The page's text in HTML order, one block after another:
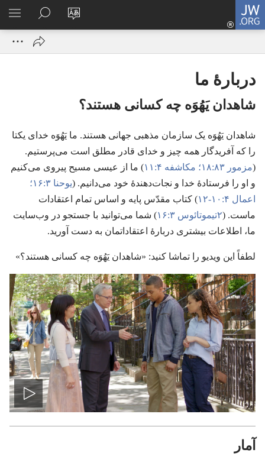
JW.ORG
زبان
را
ورود
باز
JW.ORG
جستجو
دربارهٔ ما
شاهدان یَهُوَه چه کسانی هستند؟‏
شاهدان یَهُوَه یک سازمان مذهبی جهانی هستند.‏ ما یَهُوَه خدای یکتا
را که آفریدگار همه چیز و خدای قادر مطلق است می‌پرستیم.‏
(‏مزمور ۸۳:‏۱۸؛‏ مکاشفه ۴:‏۱۱
)‏ ما از عیسی مسیح پیروی می‌کنیم
و او را فرستادهٔ خدا و نجات‌دهندهٔ خود می‌دانیم.‏ (‏یوحنا ۳:‏۱۶؛‏
اعمال ۴:‏۱۰-‏۱۲
)‏ کتاب مقدّس پایه و اساس تمام اعتقادات
ماست.‏ (‏۲تیموتائوس ۳:‏۱۶
)‏ شما می‌توانید با جستجو در وب‌سایت
ما،‏ اطلاعات بیشتری دربارهٔ اعتقاداتمان به دست آورید.‏
لطفاً این ویدیو را تماشا کنید:‏ «شاهدان یَهُوَه چه کسانی هستند؟‏»
پخش
آمار